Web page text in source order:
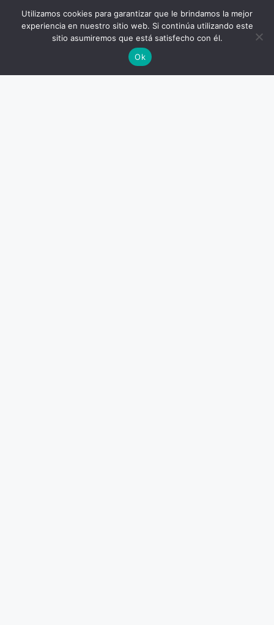
Utilizamos cookies para garantizar que le brindamos la mejor
experiencia en nuestro sitio web. Si continúa utilizando este
sitio asumiremos que está satisfecho con él.
Ok